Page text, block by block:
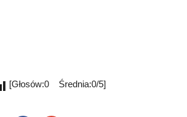
[Głosów:0 Średnia:0/5]